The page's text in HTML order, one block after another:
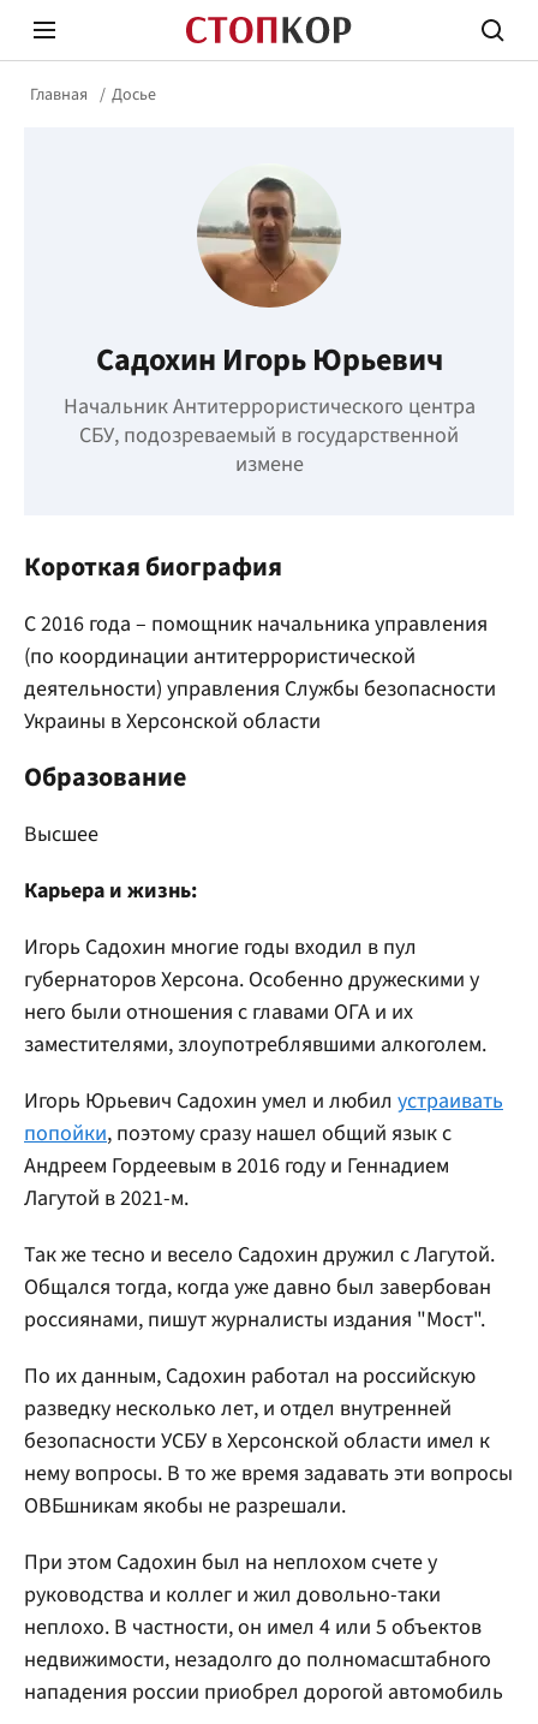
Стоп Политической Коррупции
Главная Досье
Садохин Игорь Юрьевич
Начальник Антитеррористического центра
СБУ, подозреваемый в государственной
измене
Короткая биография
С 2016 года – помощник начальника управления
(по координации антитеррористической
деятельности) управления Службы безопасности
Украины в Херсонской области
Образование
Высшее
Карьера и жизнь:
Игорь Садохин многие годы входил в пул
губернаторов Херсона. Особенно дружескими у
него были отношения с главами ОГА и их
заместителями, злоупотреблявшими алкоголем.
Игорь Юрьевич Садохин умел и любил устраивать
попойки, поэтому сразу нашел общий язык с
Андреем Гордеевым в 2016 году и Геннадием
Лагутой в 2021-м.
Так же тесно и весело Садохин дружил с Лагутой.
Общался тогда, когда уже давно был завербован
россиянами, пишут журналисты издания "Мост".
По их данным, Садохин работал на российскую
разведку несколько лет, и отдел внутренней
безопасности УСБУ в Херсонской области имел к
нему вопросы. В то же время задавать эти вопросы
ОВБшникам якобы не разрешали.
При этом Садохин был на неплохом счете у
руководства и коллег и жил довольно-таки
неплохо. В частности, он имел 4 или 5 объектов
недвижимости, незадолго до полномасштабного
нападения россии приобрел дорогой автомобиль